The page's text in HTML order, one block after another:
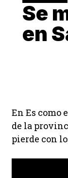
Se
en
En Es como
de la
pierde con